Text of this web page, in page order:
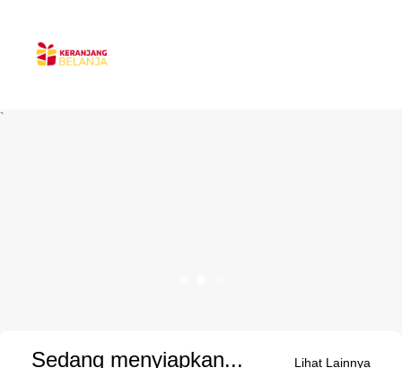
`
Sedang menyiapkan... Lihat Lainnya